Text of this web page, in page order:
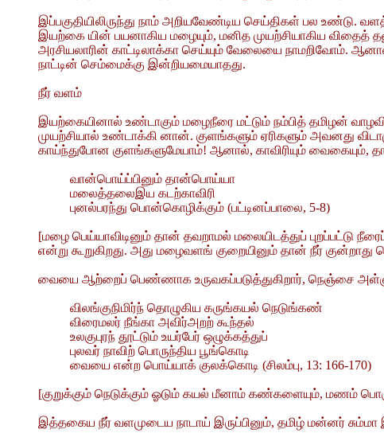
இப்பகுதியிலிருந்து நாம் அறியவேண்டிய செய்திகள் பல உண்டு.
இயற்கை யின் பயனாகிய மழையும், மனித முயற்சியாகிய விதைத்
அரசியலாரின் காட்டிலாக்கா செய்யும் வேலையை நாமறிவோம்.
நாட்டின் செம்மைக்கு இன்றியமையாதது.
நீர் வளம்
இயற்கையினால் உண்டாகும் மழைநீரை மட்டும் நம்பித் தமிழன்
முயற்சியால் உண்டாக்கி னான். குளங்களும் ஏரிகளும் அவனது
காய்ந்துபோன குளங்களுமேயாம்! ஆனால், காவிரியும் வைகையும்,
வான்பொய்ப்பினும் தான்பொய்யா
மலைத்தலைஇய கடற்காவிரி
புனல்பரந்து பொன்கொழிக்கும் (பட்டினப்பாலை, 5-8)
[மழை பெய்யாவிடினும் தான் தவறாமல் மலையிடத்துப் புறப்பட்டு
என்று கூறுகிறது. அது மழைவளங் குறையினும் தான் நீர்
வையை ஆற்றைப் பெண்ணாக உருவகப்படுத்துகிறார், நெஞ்சை அள்ளும்
விலங்குநிமிர்ந் தொழுகிய கருங்கயல் நெடுங்கண்
விரைமலர் நீங்கா அவிர்அறற் கூந்தல்
உலகுபுரந் தூட்டும் உயர்பேர் ஒழுக்கத்துப்
புலவர் நாவிற் பொருந்திய பூங்கொடி
வையை என்ற பொய்யாக் குலக்கொடி (சிலம்பு, 13: 166-170)
[குறுக்கும் நெடுக்கும் ஓடும் கயல் மீனாம் கண்களையும், மணம்
இத்தகைய நீர் வளமுடைய நாடாய் இருப்பினும், தமிழ் மன்னர்